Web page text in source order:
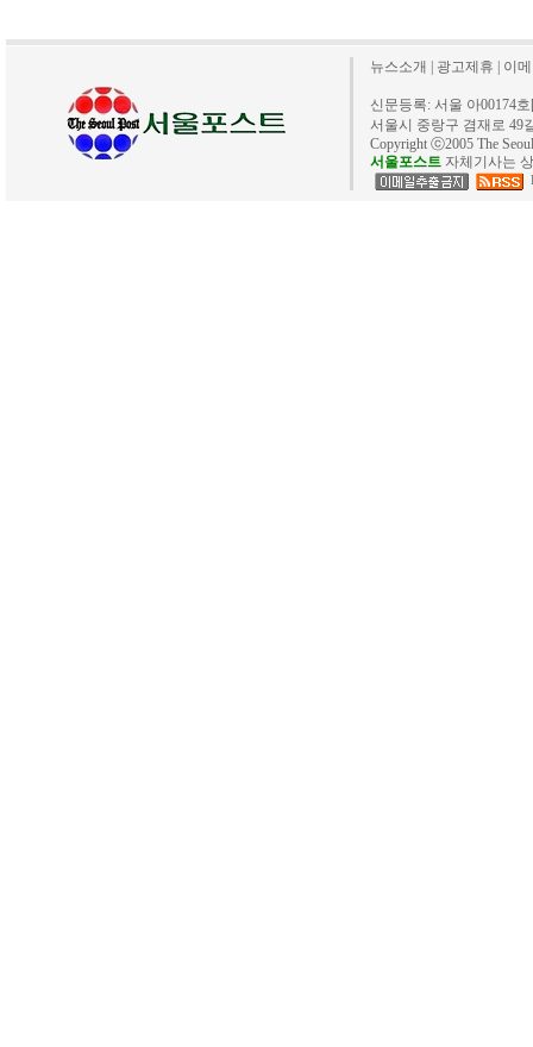
뉴스소개 광고제휴 이
신문등록: 서울 아00174
서울시 중랑구 겸재로 49
Copyright ⓒ2005 The
서울포스트 자체기사는